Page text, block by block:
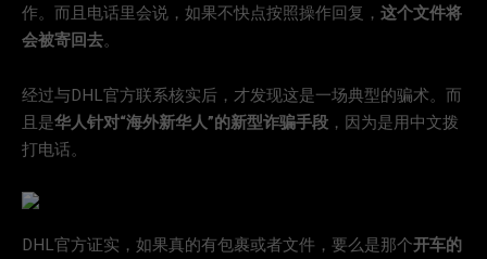
作。而且电话里会说，如果不快点按照操作回复， 这个文件将
会被寄回去。
经过与DHL官方联系核实后，才发现这是一场典型的骗术。而
且是华人针对“海外新华人”的新型诈骗手段 ，因为是用中文拨
打电话。
DHL官方证实，如果真的有包裹或者文件，要么是那个开车的